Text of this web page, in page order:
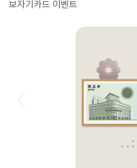
보자기카드 이벤트